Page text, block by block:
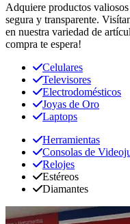
Adquiere productos
segura y transparente.
en nuestra variedad de
compra te espera!
Celulares
Televisores
Electrodomésticos
Joyas de Oro
Laptops
Herramientas
Consolas de
Relojes
Estéreos
Diamantes